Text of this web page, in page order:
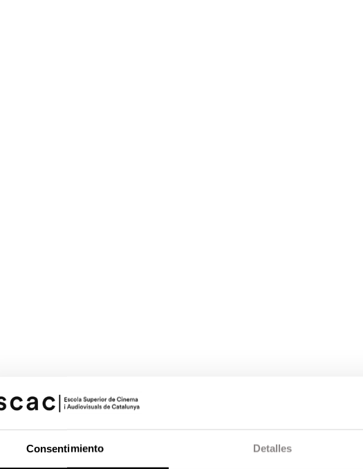
Consentimiento Detalles
Prohens, Robert C. Carrera